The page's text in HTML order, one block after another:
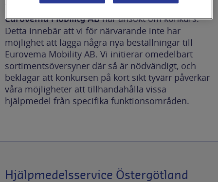
Vi vill informera om att vår underleverantör
Eurovema Mobility ABhar ansökt om konkurs.
Detta innebär att vi för närvarande inte har
möjlighet att lägga några nya beställningar till
Eurovema Mobility AB. Vi initierar omedelbart
sortimentsöversyner där så är nödvändigt, och
beklagar att konkursen på kort sikt tyvärr påverkar
våra möjligheter att tillhandahålla vissa
hjälpmedel från specifika funktionsområden.
Hjälpmedelsservice Östergötland